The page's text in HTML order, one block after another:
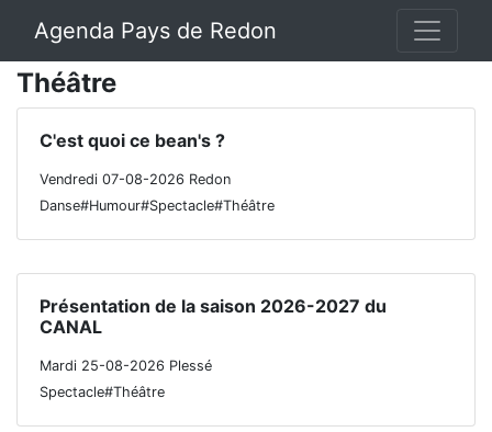
Agenda Pays de Redon
Théâtre
C'est quoi ce bean's ?
Vendredi 07-08-2026 Redon
Danse#Humour#Spectacle#Théâtre
Présentation de la saison 2026-2027 du
CANAL
Mardi 25-08-2026 Plessé
Spectacle#Théâtre